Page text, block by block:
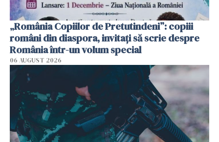
„România Copiilor de Pretutindeni”: copiii
români din diaspora, invitați să scrie despre
România într-un volum special
06 AUGUST 2026